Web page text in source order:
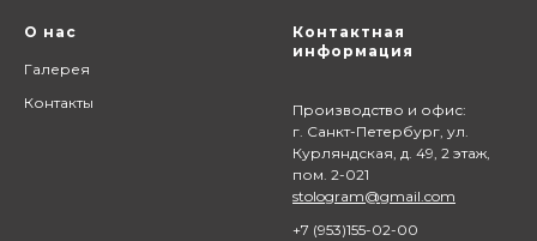
О нас
Галерея
Контакты
Контактная
информация
Производство и офис:
г. Санкт-Петербург, ул.
Курляндская, д. 49, 2 этаж,
пом. 2-021
stologram@gmail.com
+7 (953)155-02-00